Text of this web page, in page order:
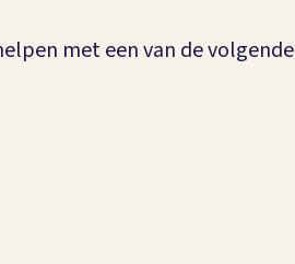
met een van de volgende